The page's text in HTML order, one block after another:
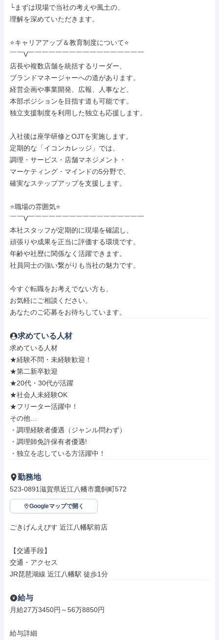
└まずは現場で当社の考えや風土の、
理解を深めていただきます。
⭐キャリアアップ＆教育制度について⭐
￣￣V￣￣￣￣￣￣￣￣￣￣￣￣￣￣￣￣￣
店長や複数店舗を統括するリーダー、
ブランドマネージャーへの道があります。
経営企画や事業開発、広報、人事など、
本部ポジションを目指す道も可能です。
独立支援制度を利用した独立も応援します。
入社後は座学研修とOJTを実施します。
定期的な「イコンカレッジ」では、
調理・サービス・店舗マネジメント・
マーケティング・マインドの5分野で、
確実なステップアップを支援します。
⭐職場の雰囲気⭐
￣￣V￣￣￣￣￣￣￣￣￣￣￣￣￣￣￣￣￣
本社スタッフが定期的に現場を確認し、
頑張りや成果を正当に評価する環境です。
年齢や社歴に関係なく活躍できます。
社員同士の強い繋がりも当社の魅力です。
今すぐ転職をお考えでない方も、
お気軽にご相談ください。
あなたのご応募をお待ちしています。
求めている人材
求めている人材
★経験不問・未経験歓迎！
★第二新卒歓迎
★20代・30代が活躍
★社会人未経験OK
★フリーター活躍中！
その他…
・調理経験者優遇（ジャンル問わず）
・調理師免許保有者優遇!
・独立を志している方活躍中！
勤務地
523-0891滋賀県近江八幡市鷹飼町572
Googleマップで開く
ごきげんえびす 近江八幡駅前店
【交通手段】
交通・アクセス
JR琵琶湖線 近江八幡駅 徒歩1分
給与
月給27万3450円～56万8850円
給与詳細